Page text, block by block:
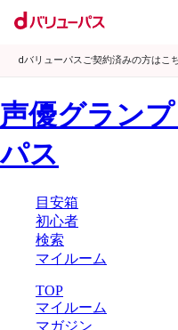
dバリューパスご契約済みの方はこ
声優グラン
パス
目安箱
初心者
検索
マイルーム
TOP
マイルーム
マガジン